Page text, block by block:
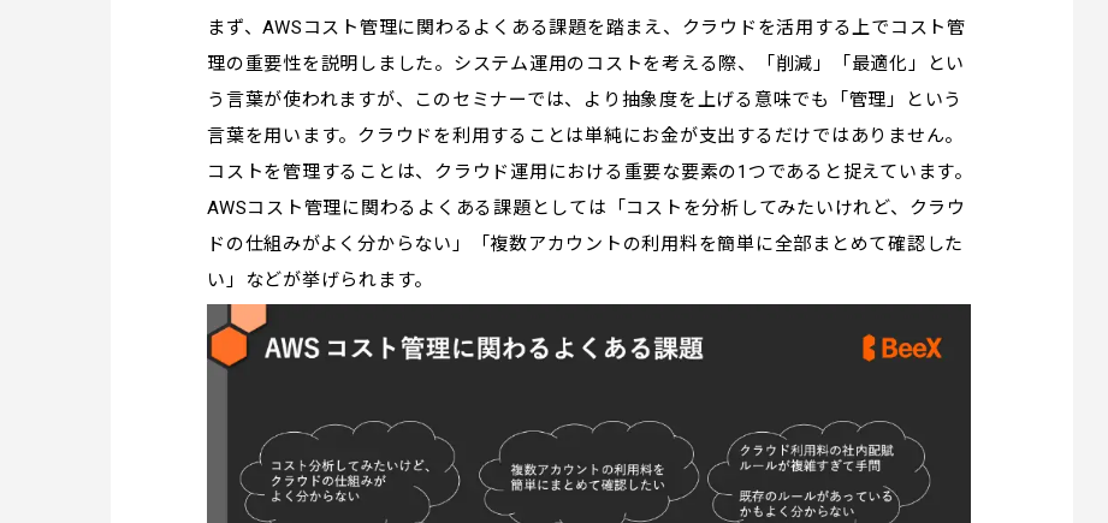
まず、AWSコスト管理に関わるよくある課題を踏まえ、クラウドを活用する上でコスト管
理の重要性を説明しました。システム運用のコストを考える際、「削減」「最適化」とい
う言葉が使われますが、このセミナーでは、より抽象度を上げる意味でも「管理」という
言葉を用います。クラウドを利用することは単純にお金が支出するだけではありません。
コストを管理することは、クラウド運用における重要な要素の1つであると捉えています。
AWSコスト管理に関わるよくある課題としては「コストを分析してみたいけれど、クラウ
ドの仕組みがよく分からない」「複数アカウントの利用料を簡単に全部まとめて確認した
い」などが挙げられます。